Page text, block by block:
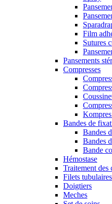
Film
Sutures
Pansements
Compresses
Bandes de
Bandes
Bandes
Bande
Hémostase
Traitement des
Filets tubulaires
Doigtiers
Meches